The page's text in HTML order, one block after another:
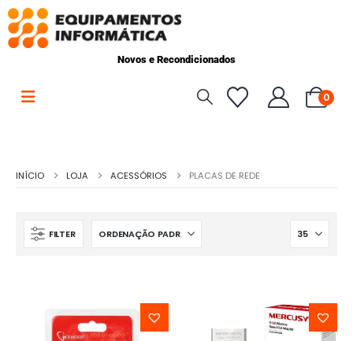
Novos e Recondicionados
0
INÍCIO LOJA ACESSÓRIOS PLACAS DE REDE
FILTER